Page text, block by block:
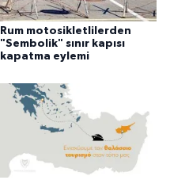
Rum motosikletlilerden
"Sembolik" sınır kapısı
kapatma eylemi